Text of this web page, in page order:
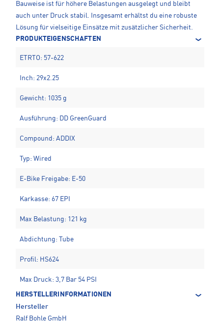
Bauweise ist für höhere Belastungen ausgelegt und bleibt
auch unter Druck stabil. Insgesamt erhältst du eine robuste
Lösung für vielseitige Einsätze mit zusätzlicher Sicherheit.
PRODUKTEIGENSCHAFTEN
ETRTO: 57-622
Inch: 29x2.25
Gewicht: 1035 g
Ausführung: DD GreenGuard
Compound: ADDIX
Typ: Wired
E-Bike Freigabe: E-50
Karkasse: 67 EPI
Max Belastung: 121 kg
Abdichtung: Tube
Profil: HS624
Max Druck: 3,7 Bar 54 PSI
HERSTELLERINFORMATIONEN
Hersteller
Ralf Bohle GmbH